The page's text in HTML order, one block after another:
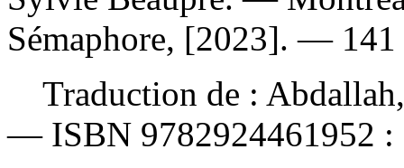
Sémaphore, [2023]. — 141
Traduction de :
— ISBN 9782924461952 :